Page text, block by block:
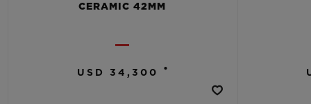
CERAMIC 42MM
USD 34,300 •